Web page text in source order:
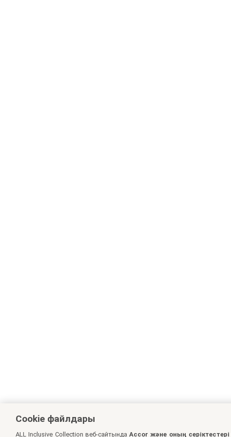
Cookie файлдары
ALL Inclusive Collection веб-сайтындаAccor және оның серіктестері